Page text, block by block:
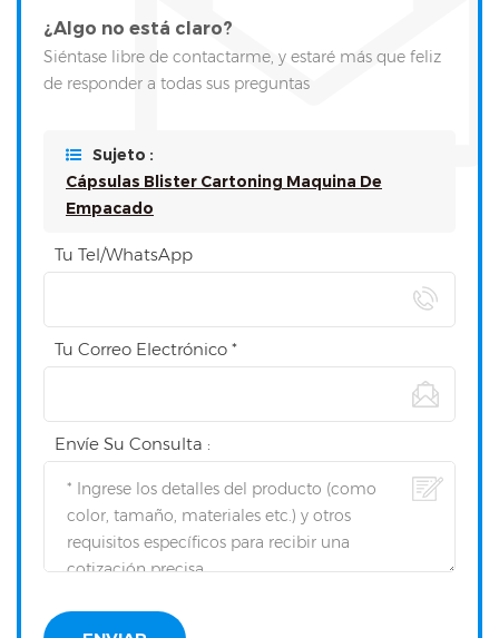
¿Algo no está claro?
Siéntase libre de contactarme, y estaré más que feliz
de responder a todas sus preguntas
Sujeto :
Cápsulas Blister Cartoning Maquina De
Empacado
Tu Tel/WhatsApp
Tu Correo Electrónico *
Envíe Su Consulta :